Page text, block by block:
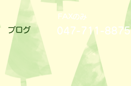
ブログ 047-711-8875
FAXのみ